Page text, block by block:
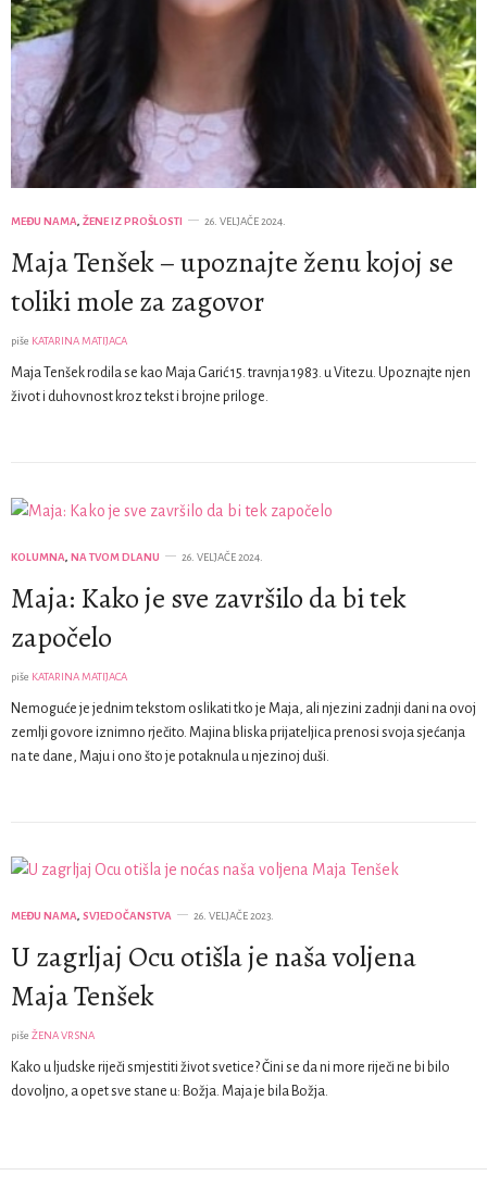
MEĐU NAMA, ŽENE IZ PROŠLOSTI 26. VELJAČE 2024.
Maja Tenšek – upoznajte ženu kojoj se
toliki mole za zagovor
piše KATARINA MATIJACA
Maja Tenšek rodila se kao Maja Garić 15. travnja 1983. u Vitezu. Upoznajte njen
život i duhovnost kroz tekst i brojne priloge.
KOLUMNA, NA TVOM DLANU 26. VELJAČE 2024.
Maja: Kako je sve završilo da bi tek
započelo
piše KATARINA MATIJACA
Nemoguće je jednim tekstom oslikati tko je Maja, ali njezini zadnji dani na ovoj
zemlji govore iznimno rječito. Majina bliska prijateljica prenosi svoja sjećanja
na te dane, Maju i ono što je potaknula u njezinoj duši.
MEĐU NAMA, SVJEDOČANSTVA 26. VELJAČE 2023.
U zagrljaj Ocu otišla je naša voljena
Maja Tenšek
piše ŽENA VRSNA
Kako u ljudske riječi smjestiti život svetice? Čini se da ni more riječi ne bi bilo
dovoljno, a opet sve stane u: Božja. Maja je bila Božja.